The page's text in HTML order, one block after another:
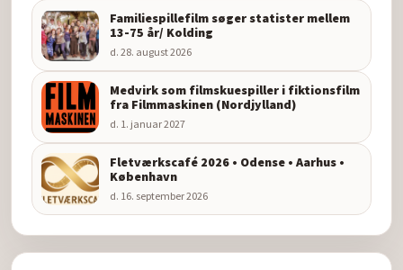
Familiespillefilm søger statister mellem
13-75 år/ Kolding
d. 28. august 2026
Medvirk som filmskuespiller i fiktionsfilm
fra Filmmaskinen (Nordjylland)
d. 1. januar 2027
Fletværkscafé 2026 • Odense • Aarhus •
København
d. 16. september 2026